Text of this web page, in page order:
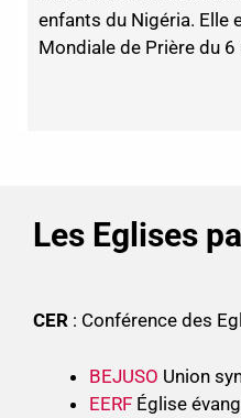
enfants du Nigéria. Elle
Mondiale de Prière du
Les Eglises
CER : Conférence des
BEJUSO Union
EERF Église